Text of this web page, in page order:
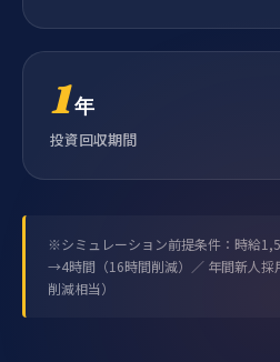
1年
投資回収期間
※シミュレーション前提条件：時給
→4時間（16時間削減）／ 年間新人採
削減相当）